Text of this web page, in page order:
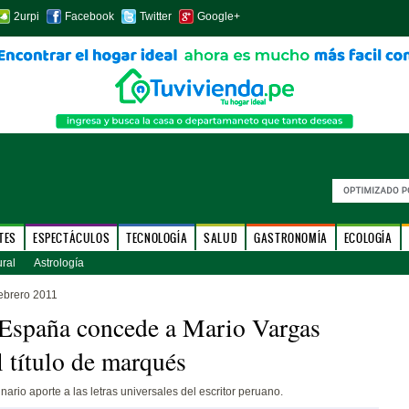
2urpi Facebook Twitter Google+
ESPECTÁCULOS TECNOLOGÍA SALUD GASTRONOMÍA ECOLOGÍA
Astrología
2011
concede a Mario Vargas
título de marqués
aporte a las letras universales del escritor peruano.